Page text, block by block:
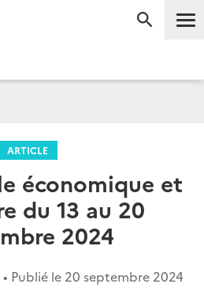
ARTICLE
économique et
du 13 au 20
2024
Publié le 20 septembre 2024